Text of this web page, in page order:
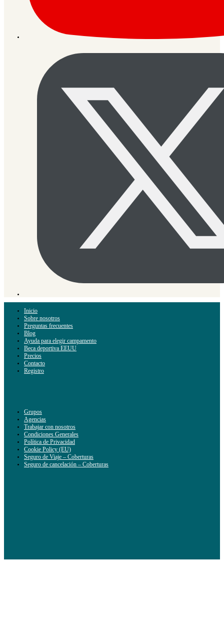
Inicio
Sobre nosotros
Preguntas frecuentes
Blog
Ayuda para elegir campamento
Beca deportiva EEUU
Precios
Contacto
Registro
Grupos
Agencias
Trabajar con nosotros
Condiciones Generales
Política de Privacidad
Cookie Policy (EU)
Seguro de Viaje – Coberturas
Seguro de cancelación – Coberturas